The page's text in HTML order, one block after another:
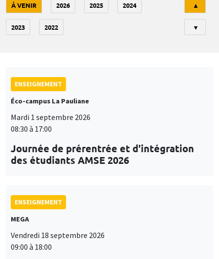
À VENIR 2026 2025 2024
2023 2022
▲
▼
ENSEIGNEMENT
Éco-campus La Pauliane
Mardi 1 septembre 2026
08:30 à 17:00
Journée de prérentrée et d'intégration
des étudiants AMSE 2026
ENSEIGNEMENT
MEGA
Vendredi 18 septembre 2026
09:00 à 18:00